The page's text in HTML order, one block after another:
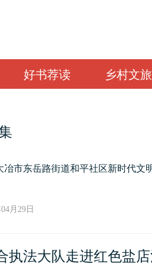
好书荐读 乡村文旅
冶市东岳路街道和平社区新时代文
月29日
执法大队走进红色盐